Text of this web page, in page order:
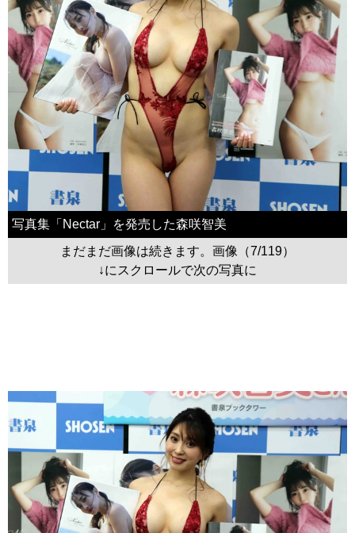
写真集「Nectar」を発売した森咲智美
まだまだ画像は続きます。画像（7/119）
↓にスクロールで次の写真に